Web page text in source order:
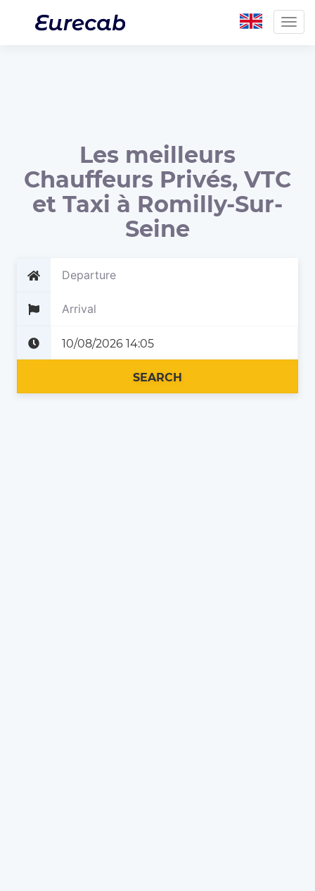
Les meilleurs
Chauffeurs Privés, VTC
et Taxi à Romilly-Sur-
Seine
SEARCH